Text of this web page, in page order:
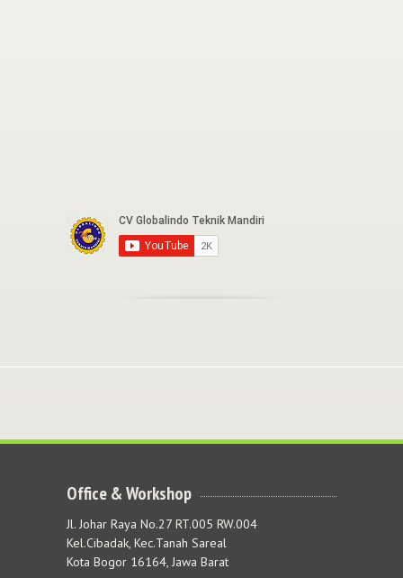
Office & Workshop
Jl. Johar Raya No.27 RT.005 RW.004
Kel.Cibadak, Kec.Tanah Sareal
Kota Bogor 16164, Jawa Barat